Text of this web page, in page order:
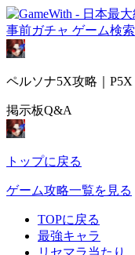
事前ガチャ ゲーム検索
ペルソナ5X攻略｜P5X
掲示板Q&A
トップに戻る
ゲーム攻略一覧を見る
TOPに戻る
最強キャラ
リセマラ当たり